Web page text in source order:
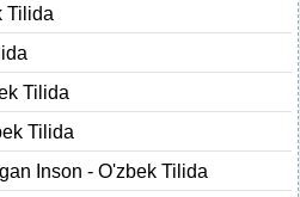
Tilida
Tilida
Tilida
Inson - O'zbek Tilida